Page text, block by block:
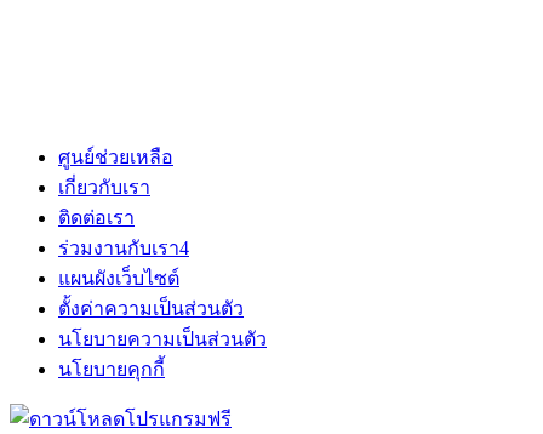
ศูนย์ช่วยเหลือ
เกี่ยวกับเรา
ติดต่อเรา
ร่วมงานกับเรา4
แผนผังเว็บไซต์
ตั้งค่าความเป็นส่วนตัว
นโยบายความเป็นส่วนตัว
นโยบายคุกกี้